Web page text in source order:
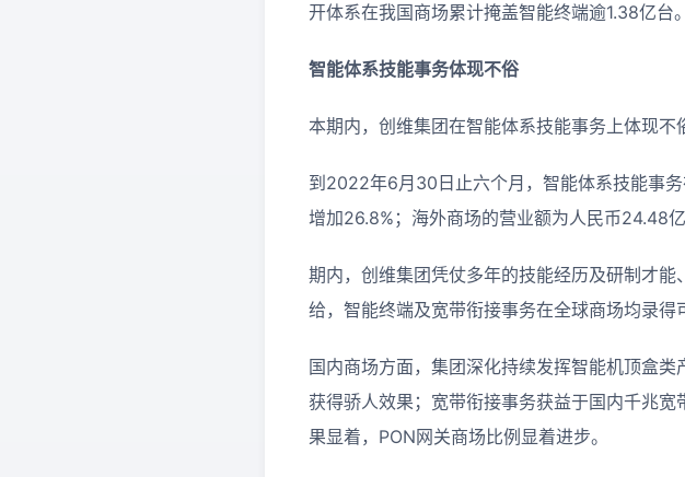
开体系在我国商场累计掩盖智能终端逾1.38亿台。
智能体系技能事务体现不俗
本期内，创维集团在智能体系技能事务上体现不
到2022年6月30日止六个月，智能体系技能事
增加26.8%；海外商场的营业额为人民币24.48
期内，创维集团凭仗多年的技能经历及研制才
给，智能终端及宽带衔接事务在全球商场均录得
国内商场方面，集团深化持续发挥智能机顶盒
获得骄人效果；宽带衔接事务获益于国内千兆
果显着，PON网关商场比例显着进步。